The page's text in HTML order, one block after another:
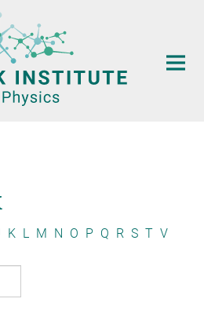
K L M N O P Q R S T V